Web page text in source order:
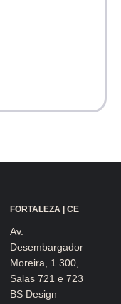
FORTALEZA | CE
Av.
Desembargador
Moreira, 1.300,
Salas 721 e 723
BS Design